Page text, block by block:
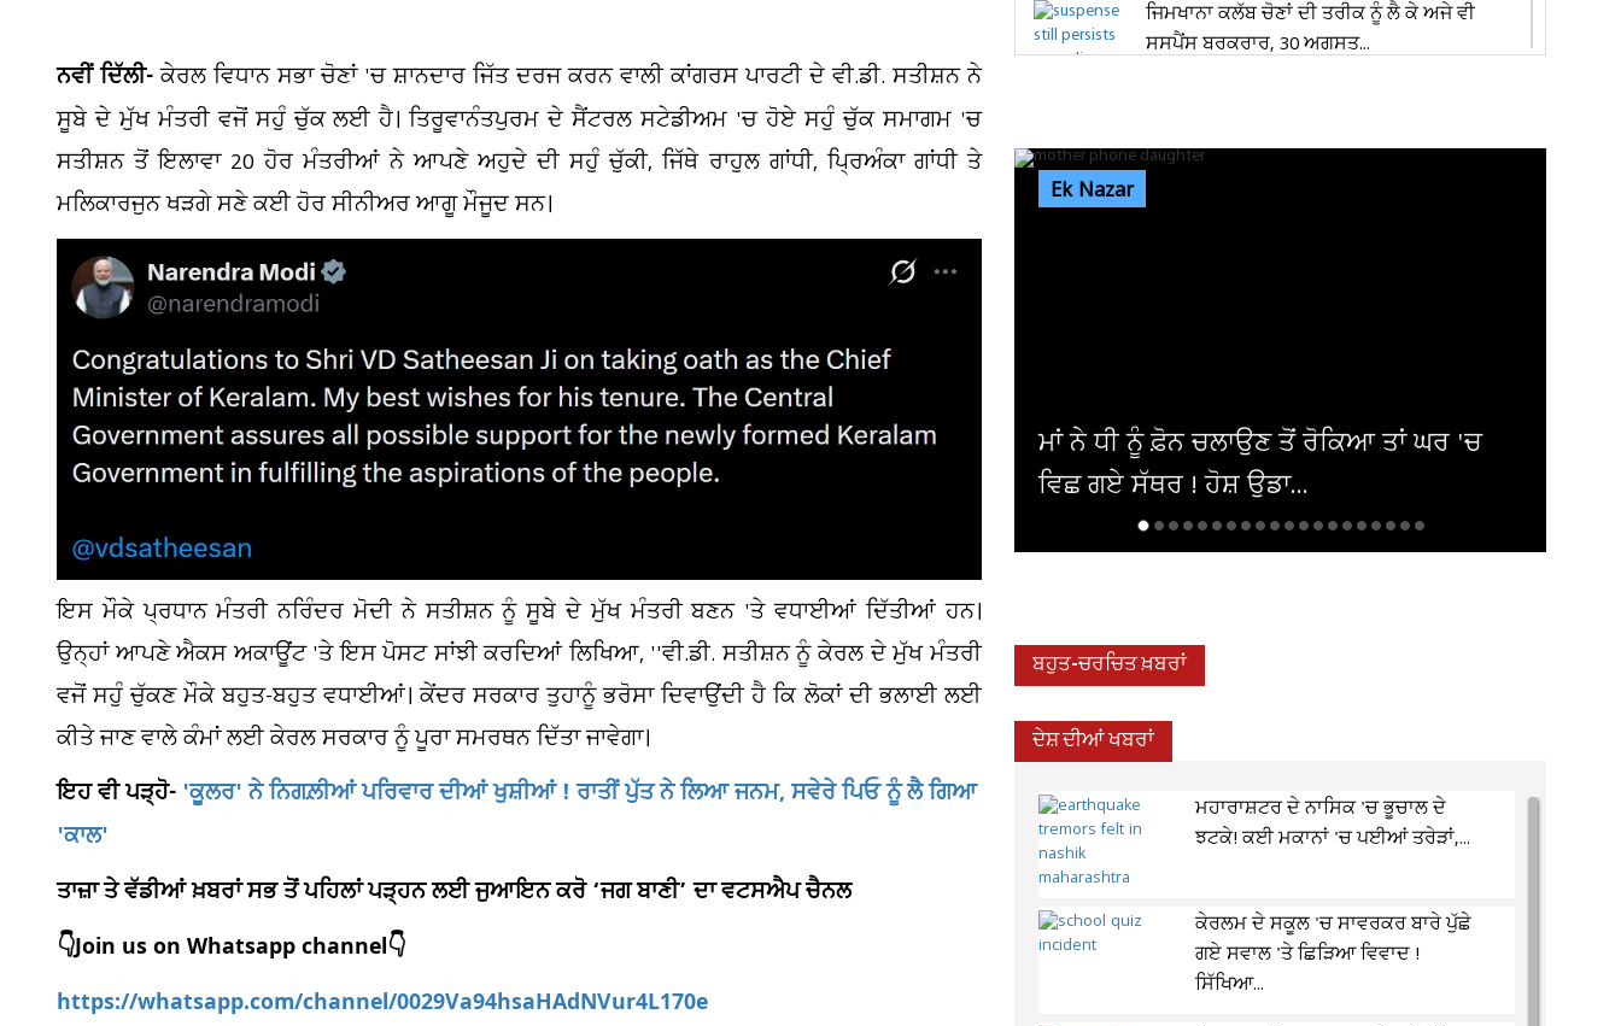
ਨਵੀਂ ਦਿੱਲੀ-ਕੇਰਲ ਵਿਧਾਨ ਸਭਾ ਚੋਣਾਂ 'ਚ ਸ਼ਾਨਦਾਰ ਜਿੱਤ ਦਰਜ ਕਰਨ ਵਾਲੀ ਕਾਂਗਰਸ ਪਾਰਟੀ ਦੇ ਵੀ.ਡੀ. ਸਤੀਸ਼ਨ ਨੇ
ਸੂਬੇ ਦੇ ਮੁੱਖ ਮੰਤਰੀ ਵਜੋਂ ਸਹੁੰ ਚੁੱਕ ਲਈ ਹੈ। ਤਿਰੂਵਾਨੰਤਪੁਰਮ ਦੇ ਸੈਂਟਰਲ ਸਟੇਡੀਅਮ 'ਚ ਹੋਏ ਸਹੁੰ ਚੁੱਕ ਸਮਾਗਮ 'ਚ
ਸਤੀਸ਼ਨ ਤੋਂ ਇਲਾਵਾ 20 ਹੋਰ ਮੰਤਰੀਆਂ ਨੇ ਆਪਣੇ ਅਹੁਦੇ ਦੀ ਸਹੁੰ ਚੁੱਕੀ, ਜਿੱਥੇ ਰਾਹੁਲ ਗਾਂਧੀ, ਪ੍ਰਿਅੰਕਾ ਗਾਂਧੀ ਤੇ
ਮਲਿਕਾਰਜੁਨ ਖੜਗੇ ਸਣੇ ਕਈ ਹੋਰ ਸੀਨੀਅਰ ਆਗੂ ਮੌਜੂਦ ਸਨ।
ਇਸ ਮੌਕੇ ਪ੍ਰਧਾਨ ਮੰਤਰੀ ਨਰਿੰਦਰ ਮੋਦੀ ਨੇ ਸਤੀਸ਼ਨ ਨੂੰ ਸੂਬੇ ਦੇ ਮੁੱਖ ਮੰਤਰੀ ਬਣਨ 'ਤੇ ਵਧਾਈਆਂ ਦਿੱਤੀਆਂ ਹਨ।
ਉਨ੍ਹਾਂ ਆਪਣੇ ਐਕਸ ਅਕਾਊਂਟ 'ਤੇ ਇਸ ਪੋਸਟ ਸਾਂਝੀ ਕਰਦਿਆਂ ਲਿਖਿਆ, ''ਵੀ.ਡੀ. ਸਤੀਸ਼ਨ ਨੂੰ ਕੇਰਲ ਦੇ ਮੁੱਖ ਮੰਤਰੀ
ਵਜੋਂ ਸਹੁੰ ਚੁੱਕਣ ਮੌਕੇ ਬਹੁਤ-ਬਹੁਤ ਵਧਾਈਆਂ। ਕੇਂਦਰ ਸਰਕਾਰ ਤੁਹਾਨੂੰ ਭਰੋਸਾ ਦਿਵਾਉਂਦੀ ਹੈ ਕਿ ਲੋਕਾਂ ਦੀ ਭਲਾਈ ਲਈ
ਕੀਤੇ ਜਾਣ ਵਾਲੇ ਕੰਮਾਂ ਲਈ ਕੇਰਲ ਸਰਕਾਰ ਨੂੰ ਪੂਰਾ ਸਮਰਥਨ ਦਿੱਤਾ ਜਾਵੇਗਾ।
ਇਹ ਵੀ ਪੜ੍ਹੋ- 'ਕੂਲਰ' ਨੇ ਨਿਗਲ਼ੀਆਂ ਪਰਿਵਾਰ ਦੀਆਂ ਖੁਸ਼ੀਆਂ ! ਰਾਤੀਂ ਪੁੱਤ ਨੇ ਲਿਆ ਜਨਮ, ਸਵੇਰੇ ਪਿਓ ਨੂੰ ਲੈ ਗਿਆ
'ਕਾਲ'
ਤਾਜ਼ਾ ਤੇ ਵੱਡੀਆਂ ਖ਼ਬਰਾਂ ਸਭ ਤੋਂ ਪਹਿਲਾਂ ਪੜ੍ਹਨ ਲਈ ਜੁਆਇਨ ਕਰੋ ‘ਜਗ ਬਾਣੀ’ ਦਾ ਵਟਸਐਪ ਚੈਨਲ
👇Join us on Whatsapp channel👇
https://whatsapp.com/channel/0029Va94hsaHAdNVur4L170e
ਜਿਮਖਾਨਾ ਕਲੱਬ ਚੋਣਾਂ ਦੀ ਤਰੀਕ ਨੂੰ ਲੈ ਕੇ ਅਜੇ ਵੀ
ਸਸਪੈਂਸ ਬਰਕਰਾਰ, 30 ਅਗਸਤ...
Ek Nazar
ਮਾਂ ਨੇ ਧੀ ਨੂੰ ਫ਼ੋਨ ਚਲਾਉਣ ਤੋਂ ਰੋਕਿਆ ਤਾਂ ਘਰ 'ਚ
ਵਿਛ ਗਏ ਸੱਥਰ ! ਹੋਸ਼ ਉਡਾ...
9, 10, 11, 12, 13, 14, 15 ਅਗਸਤ ਨੂੰ ਪਵੇਗਾ
ਮੀਂਹ ! ਮੌਸਮ ਵਿਭਾਗ ਨੇ ਕਰ...
ਬਹੁਤ-ਚਰਚਿਤ ਖ਼ਬਰਾਂ
ਦੇਸ਼ ਦੀਆਂ ਖਬਰਾਂ
ਮਹਾਰਾਸ਼ਟਰ ਦੇ ਨਾਸਿਕ 'ਚ ਭੂਚਾਲ ਦੇ
ਝਟਕੇ! ਕਈ ਮਕਾਨਾਂ 'ਚ ਪਈਆਂ ਤਰੇੜਾਂ,...
ਕੇਰਲਮ ਦੇ ਸਕੂਲ 'ਚ ਸਾਵਰਕਰ ਬਾਰੇ ਪੁੱਛੇ
ਗਏ ਸਵਾਲ 'ਤੇ ਛਿੜਿਆ ਵਿਵਾਦ !
ਸਿੱਖਿਆ...